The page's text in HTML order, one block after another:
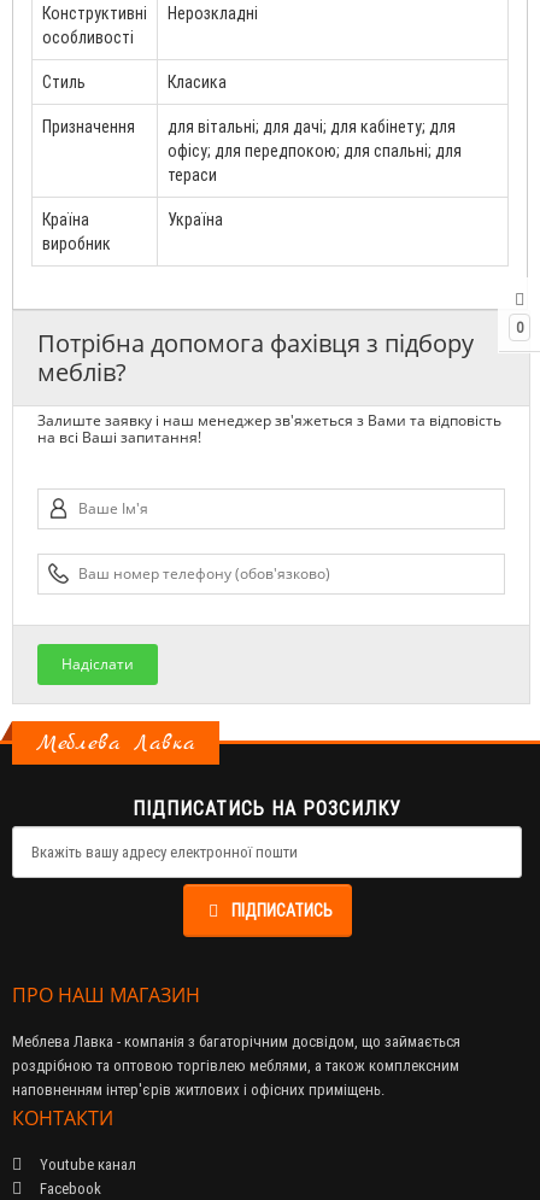
0
Конструктивні
особливості
Нерозкладні
Стиль Класика
Призначення
для вітальні; для дачі; для кабінету; для
офісу; для передпокою; для спальні; для
тераси
Країна
виробник
Україна
Потрібна допомога фахівця з підбору
меблів?
Залиште заявку і наш менеджер зв'яжеться з Вами та відповість
на всі Ваші запитання!
Надіслати
Меблева Лавка
ПІДПИСАТИСЬ НА РОЗСИЛКУ
ПІДПИСАТИСЬ
ПРО НАШ МАГАЗИН
Меблева Лавка - компанія з багаторічним досвідом, що займається
роздрібною та оптовою торгівлею меблями, а також комплексним
наповненням інтер'єрів житлових і офісних приміщень.
КОНТАКТИ
Youtube канал
Facebook